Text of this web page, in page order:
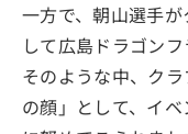
一方で、朝山選手
して広島ドラゴン
そのような中、ク
の顔」として、イ